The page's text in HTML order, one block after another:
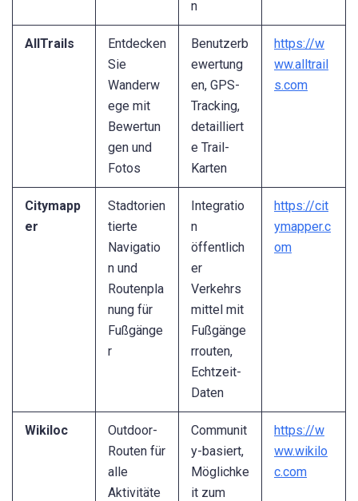
n
AllTrails
Entdecken
Sie
Wanderw
ege mit
Bewertun
gen und
Fotos
Benutzerb
ewertung
en, GPS-
Tracking,
detailliert
e Trail-
Karten
https://w
ww.alltrail
s.com
Citymapp
er
Stadtorien
tierte
Navigatio
n und
Routenpla
nung für
Fußgänge
r
Integratio
n
öffentlich
er
Verkehrs
mittel mit
Fußgänge
rrouten,
Echtzeit-
Daten
https://cit
ymapper.c
om
Wikiloc
Outdoor-
Routen für
alle
Aktivitäte
Communit
y-basiert,
Möglichke
it zum
https://w
ww.wikilo
c.com